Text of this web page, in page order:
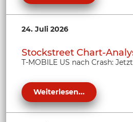
24. Juli 2026
Stockstreet Chart-
T-MOBILE US nach Crash:
Weiterlesen...